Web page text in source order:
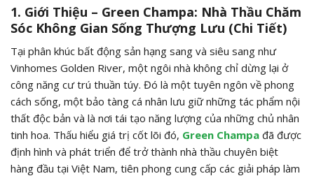
1. Giới Thiệu – Green Champa: Nhà Thầu Chăm
Sóc Không Gian Sống Thượng Lưu (Chi Tiết)
Tại phân khúc bất động sản hạng sang và siêu sang như
Vinhomes Golden River, một ngôi nhà không chỉ dừng lại ở
công năng cư trú thuần túy. Đó là một tuyên ngôn về phong
cách sống, một bảo tàng cá nhân lưu giữ những tác phẩm nội
thất độc bản và là nơi tái tạo năng lượng của những chủ nhân
tinh hoa. Thấu hiểu giá trị cốt lõi đó, Green Champa đã được
định hình và phát triển để trở thành nhà thầu chuyên biệt
hàng đầu tại Việt Nam, tiên phong cung cấp các giải pháp làm